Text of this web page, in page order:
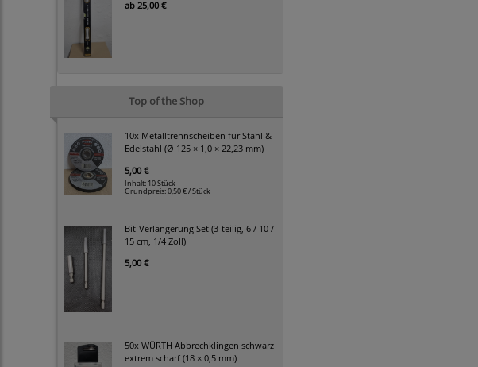
ab 25,00 €
Top of the Shop
10x Metalltrennscheiben für Stahl &
Edelstahl (Ø 125 × 1,0 × 22,23 mm)
5,00 €
Inhalt: 10 Stück
Grundpreis:0,50 € / Stück
Bit-Verlängerung Set (3-teilig, 6 / 10 /
15 cm, 1/4 Zoll)
5,00 €
50x WÜRTH Abbrechklingen schwarz
extrem scharf (18 × 0,5 mm)